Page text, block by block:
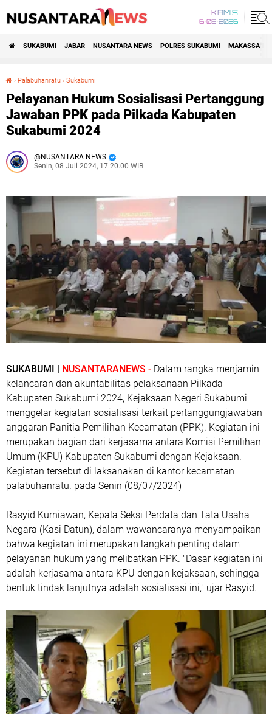
KAMIS
6•08•2026
SUKABUMI JABAR NUSANTARA NEWS POLRES SUKABUMI MAKASSAR
› Palabuhanratu › Sukabumi
Pelayanan Hukum Sosialisasi Pertanggung
Jawaban PPK pada Pilkada Kabupaten
Sukabumi 2024
NUSANTARA NEWS
Senin, 08 Juli 2024, 17.20.00 WIB
SUKABUMI | NUSANTARANEWS - Dalam rangka menjamin
kelancaran dan akuntabilitas pelaksanaan Pilkada
Kabupaten Sukabumi 2024, Kejaksaan Negeri Sukabumi
menggelar kegiatan sosialisasi terkait pertanggungjawaban
anggaran Panitia Pemilihan Kecamatan (PPK). Kegiatan ini
merupakan bagian dari kerjasama antara Komisi Pemilihan
Umum (KPU) Kabupaten Sukabumi dengan Kejaksaan.
Kegiatan tersebut di laksanakan di kantor kecamatan
palabuhanratu. pada Senin (08/07/2024)
Rasyid Kurniawan, Kepala Seksi Perdata dan Tata Usaha
Negara (Kasi Datun), dalam wawancaranya menyampaikan
bahwa kegiatan ini merupakan langkah penting dalam
pelayanan hukum yang melibatkan PPK. "Dasar kegiatan ini
adalah kerjasama antara KPU dengan kejaksaan, sehingga
bentuk tindak lanjutnya adalah sosialisasi ini," ujar Rasyid.